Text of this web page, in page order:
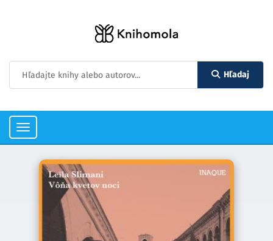
Hľadaj
Toggle
navigation